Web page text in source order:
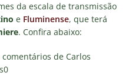
da escala de transmissão
e Fluminense, que terá
. Confira abaixo:
de Carlos